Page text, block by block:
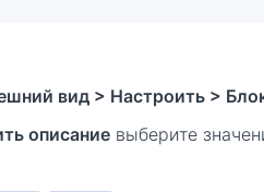
вид > Настроить >
описание выберите